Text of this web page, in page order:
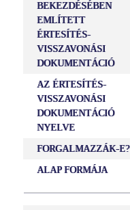
BEKEZDÉSÉBEN
EMLÍTETT
ÉRTESÍTÉS-
VISSZAVONÁSI
DOKUMENTÁCIÓ
AZ ÉRTESÍTÉS-
VISSZAVONÁSI
DOKUMENTÁCIÓ
NYELVE
FORGALMAZZÁK-E?
ALAP FORMÁJA